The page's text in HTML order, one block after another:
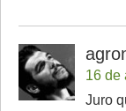
16 de
Juro